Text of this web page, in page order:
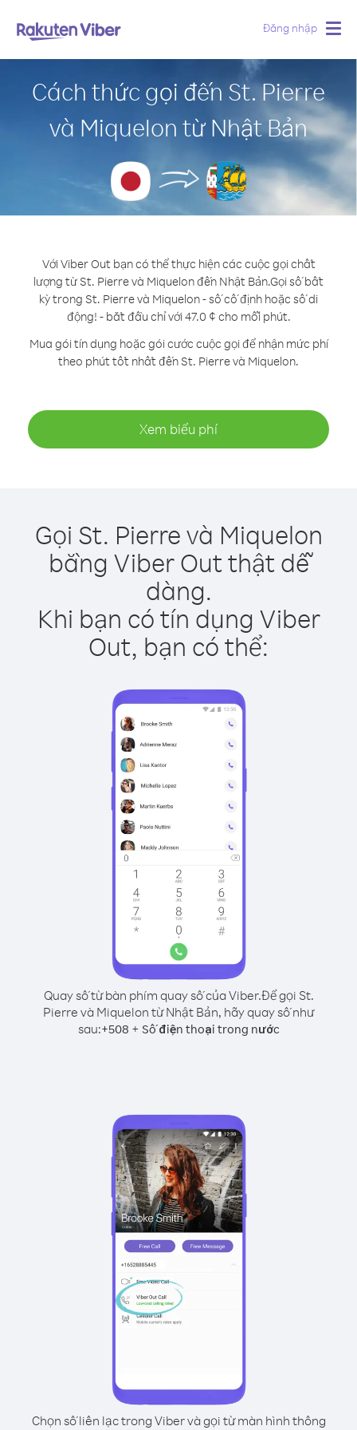
Đăng nhập
Cách thức gọi đến St. Pierre
và Miquelon từ Nhật Bản
Với Viber Out bạn có thể thực hiện các cuộc gọi chất
lượng từ St. Pierre và Miquelon đến Nhật Bản.Gọi số bất
kỳ trong St. Pierre và Miquelon - số cố định hoặc số di
động! - bắt đầu chỉ với 47.0 ¢ cho mỗi phút.
Mua gói tín dụng hoặc gói cước cuộc gọi để nhận mức phí
theo phút tốt nhất đến St. Pierre và Miquelon.
Xem biểu phí
Gọi St. Pierre và Miquelon
bằng Viber Out thật dễ
dàng.
Khi bạn có tín dụng Viber
Out, bạn có thể:
Quay số từ bàn phím quay số của Viber.Để gọi St.
Pierre và Miquelon từ Nhật Bản, hãy quay số như
sau:+508 + Số điện thoại trong nước
Chọn số liên lạc trong Viber và gọi từ màn hình thông